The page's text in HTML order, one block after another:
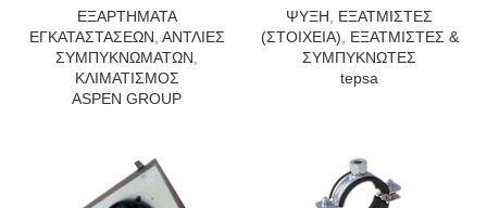
ΕΞΑΡΤΗΜΑΤΑ
ΕΓΚΑΤΑΣΤΑΣΕΩΝ ΑΝΤΛΙΕΣ
ΣΥΜΠΥΚΝΩΜΑΤΩΝ
ΚΛΙΜΑΤΙΣΜΟΣ
ASPEN GROUP
ΨΥΞΗ
ΕΞΑΤΜΙΣΤΕΣ
(ΣΤΟΙΧΕΙΑ)
ΕΞΑΤΜΙΣΤΕΣ &
ΣΥΜΠΥΚΝΩΤΕΣ
tepsa